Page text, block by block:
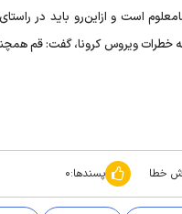
است و ازاین‌رو باید در
ویروس کرونا، گفت: قم
خطا پسندها:۰